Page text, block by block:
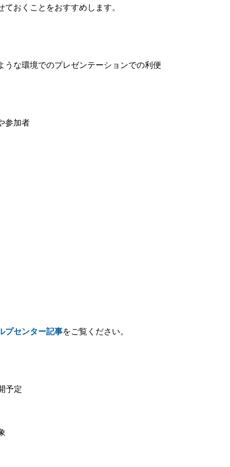
おくことをおすすめします。
うな環境でのプレゼンテーションでの利便
参加者
プセンター記事をご覧ください。
予定